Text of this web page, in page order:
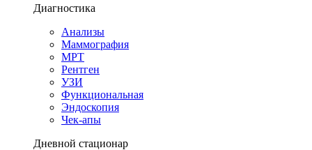
Диагностика
Анализы
Маммография
МРТ
Рентген
УЗИ
Функциональная
Эндоскопия
Чек-апы
Дневной стационар